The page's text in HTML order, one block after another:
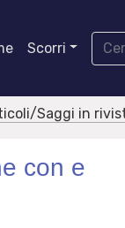
Scorri
Saggi in
con e